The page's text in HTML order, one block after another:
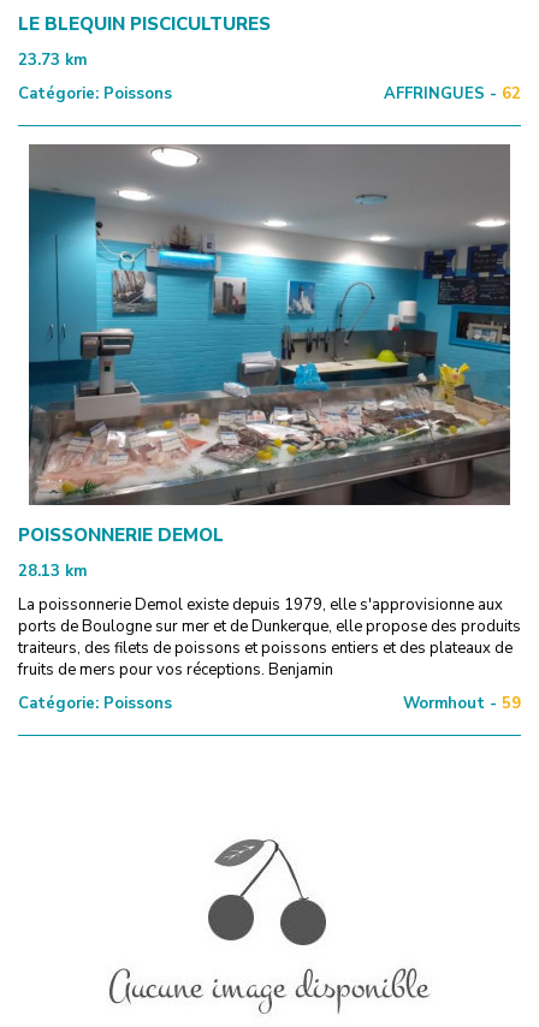
LE BLEQUIN PISCICULTURES
23.73 km
Catégorie: Poissons AFFRINGUES - 62
POISSONNERIE DEMOL
28.13 km
La poissonnerie Demol existe depuis 1979, elle s'approvisionne aux
ports de Boulogne sur mer et de Dunkerque, elle propose des produits
traiteurs, des filets de poissons et poissons entiers et des plateaux de
fruits de mers pour vos réceptions. Benjamin
Catégorie: Poissons Wormhout - 59